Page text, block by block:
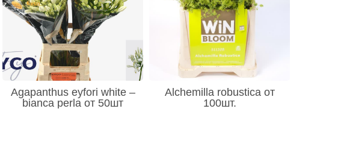
Agapanthus eyfori white –
bianca perla от 50шт
Alchemilla robustica от
100шт.